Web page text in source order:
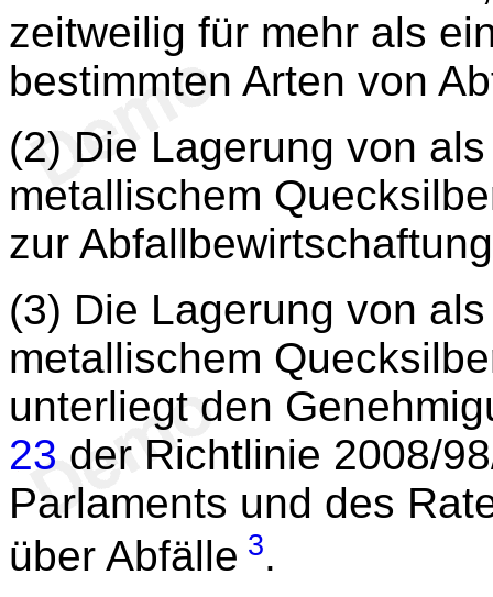
zeitweilig für mehr als
bestimmten Arten von
(2) Die Lagerung von
metallischem
zur
(3) Die Lagerung von
metallischem
unterliegt den
23 der Richtlinie 2008/
Parlaments und des
über Abfälle 3.